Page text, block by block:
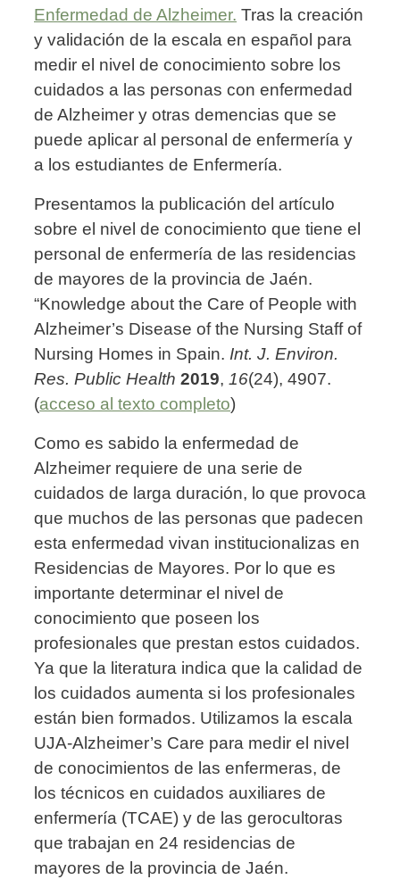
Enfermedad de Alzheimer. Tras la creación
y validación de la escala en español para
medir el nivel de conocimiento sobre los
cuidados a las personas con enfermedad
de Alzheimer y otras demencias que se
puede aplicar al personal de enfermería y
a los estudiantes de Enfermería.
Presentamos la publicación del artículo
sobre el nivel de conocimiento que tiene el
personal de enfermería de las residencias
de mayores de la provincia de Jaén.
“Knowledge about the Care of People with
Alzheimer’s Disease of the Nursing Staff of
Nursing Homes in Spain. Int. J. Environ.
Res. Public Health 2019, 16(24), 4907.
(acceso al texto completo)
Como es sabido la enfermedad de
Alzheimer requiere de una serie de
cuidados de larga duración, lo que provoca
que muchos de las personas que padecen
esta enfermedad vivan institucionalizas en
Residencias de Mayores. Por lo que es
importante determinar el nivel de
conocimiento que poseen los
profesionales que prestan estos cuidados.
Ya que la literatura indica que la calidad de
los cuidados aumenta si los profesionales
están bien formados. Utilizamos la escala
UJA-Alzheimer’s Care para medir el nivel
de conocimientos de las enfermeras, de
los técnicos en cuidados auxiliares de
enfermería (TCAE) y de las gerocultoras
que trabajan en 24 residencias de
mayores de la provincia de Jaén.